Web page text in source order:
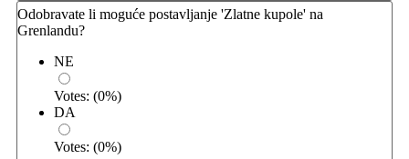
Odobravate li moguće postavljanje 'Zlatne kupole' na
Grenlandu?
NE
Votes: (0%)
DA
Votes: (0%)